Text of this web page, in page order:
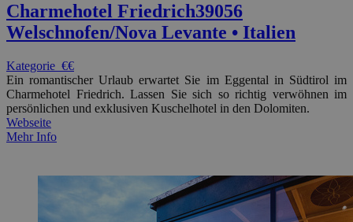
Charmehotel Friedrich39056
Welschnofen/Nova Levante • Italien
Kategorie €€
Ein romantischer Urlaub erwartet Sie im Eggental in Südtirol im
Charmehotel Friedrich. Lassen Sie sich so richtig verwöhnen im
persönlichen und exklusiven Kuschelhotel in den Dolomiten.
Webseite
Mehr Info